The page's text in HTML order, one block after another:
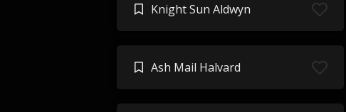
Knight Sun Aldwyn
Ash Mail Halvard